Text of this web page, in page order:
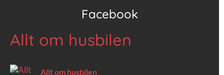
Facebook
Allt om husbilen
Allt om husbilen